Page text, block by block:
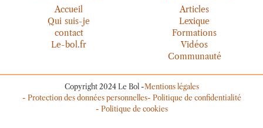
Accueil
Qui suis-je
contact
Le-bol.fr
Articles
Lexique
Formations
Vidéos
Communauté
Copyright 2024 Le Bol -Mentions légales
- Protection des données personnelles- Politique de confidentialité
- Politique de cookies